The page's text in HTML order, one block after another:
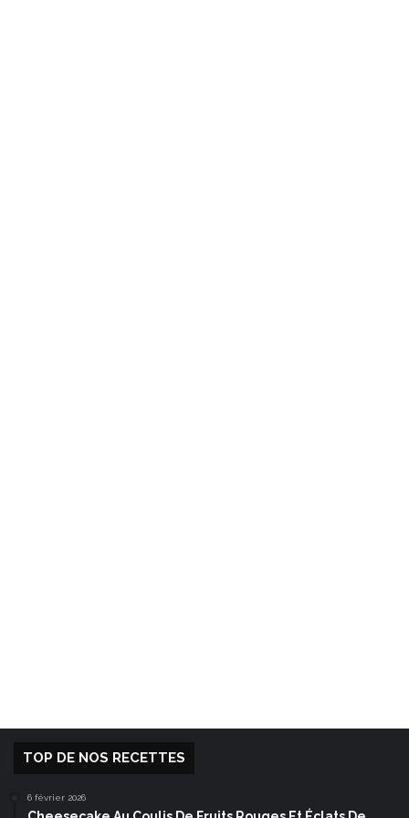
TOP DE NOS RECETTES
6 février 2026